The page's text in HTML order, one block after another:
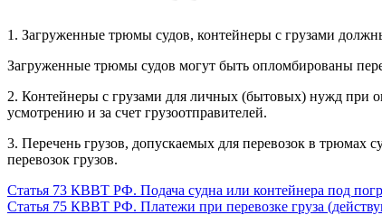
1. Загруженные трюмы судов, контейнеры с грузами
Загруженные трюмы судов могут быть опломбированы
2. Контейнеры с грузами для личных (бытовых) нужд при
усмотрению и за счет грузоотправителей.
3. Перечень грузов, допускаемых для перевозок в трюмах
перевозок грузов.
Статья 73 КВВТ РФ. Подача судна или контейнера под
Статья 75 КВВТ РФ. Платежи при перевозке груза